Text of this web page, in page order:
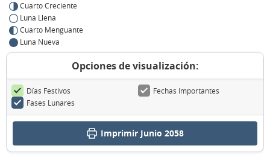
Cuarto Creciente
Luna Llena
Cuarto Menguante
Luna Nueva
Opciones de visualización:
Días Festivos
Fechas Importantes
Fases Lunares
Imprimir Junio 2058